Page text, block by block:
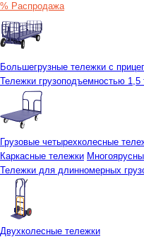
% Распродажа
Большегрузные тележки с
Тележки грузоподъемностью 1,5
Грузовые четырехколесные
Каркасные тележки
Тележки для длинномерных
Двухколесные тележки